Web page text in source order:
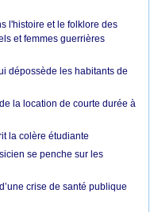
l'histoire et le folklore des
et femmes guerrières
dépossède les habitants de
la location de courte durée à
la colère étudiante
se penche sur les
crise de santé publique